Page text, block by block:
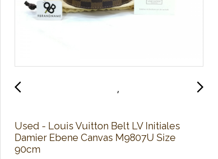
Used -​ Louis Vuitton​ Belt​ LV​ Initiales​
Damier​ Ebene​ Canvas​ M9807U​ Size​
90cm